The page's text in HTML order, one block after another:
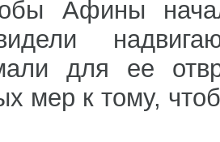
Афины
для ее
мер к тому,